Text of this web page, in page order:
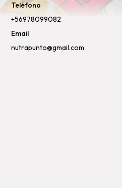
Teléfono
+56978099082
Email
nutrapunto@gmail.com